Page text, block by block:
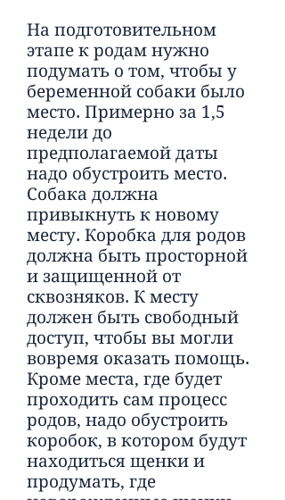
На подготовительном
этапе к родам нужно
подумать о том, чтобы у
беременной собаки было
место. Примерно за 1,5
недели до
предполагаемой даты
надо обустроить место.
Собака должна
привыкнуть к новому
месту. Коробка для родов
должна быть просторной
и защищенной от
сквозняков. К месту
должен быть свободный
доступ, чтобы вы могли
вовремя оказать помощь.
Кроме места, где будет
проходить сам процесс
родов, надо обустроить
коробок, в котором будут
находиться щенки и
продумать, где